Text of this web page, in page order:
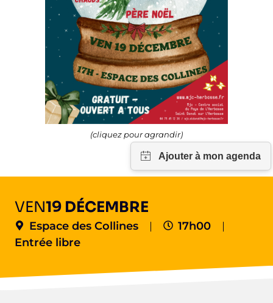
(cliquez pour agrandir)
VEN19 DÉCEMBRE
Espace des Collines
17h00
Entrée libre